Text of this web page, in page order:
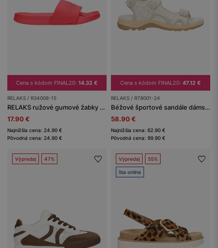
Cena s kódom FINAL20: 14.32 €
RELAKS / R34008-15
RELAKS ružové gumové žabky na plochej podrážke
17.90 €
Najnižšia cena: 24.90 €
Pôvodná cena: 24.90 €
Cena s kódom FINAL20: 47.12 €
RELAKS / R78001-24
Béžové športové sandále dámske RELAKS
58.90 €
Najnižšia cena: 62.90 €
Pôvodná cena: 99.90 €
Výpredaj 47% Výpredaj 55%
Iba online